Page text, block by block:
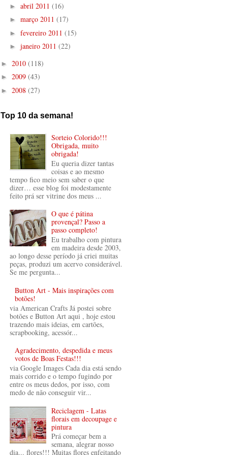
► abril 2011 (16)
► março 2011 (17)
► fevereiro 2011 (15)
► janeiro 2011 (22)
► 2010 (118)
► 2009 (43)
► 2008 (27)
Top 10 da semana!
Sorteio Colorido!!!
Obrigada, muito
obrigada!
Eu queria dizer tantas
coisas e ao mesmo
tempo fico meio sem saber o que
dizer… esse blog foi modestamente
feito prá ser vitrine dos meus ...
O que é pátina
provençal? Passo a
passo completo!
Eu trabalho com pintura
em madeira desde 2003,
ao longo desse período já criei muitas
peças, produzi um acervo considerável.
Se me pergunta...
Button Art - Mais inspirações com
botões!
via American Crafts Já postei sobre
botões e Button Art aqui , hoje estou
trazendo mais ideias, em cartões,
scrapbooking, acessór...
Agradecimento, despedida e meus
votos de Boas Festas!!!
via Google Images Cada dia está sendo
mais corrido e o tempo fugindo por
entre os meus dedos, por isso, com
medo de não conseguir vir...
Reciclagem - Latas
florais em decoupage e
pintura
Prá começar bem a
semana, alegrar nosso
dia... flores!!! Muitas flores enfeitando